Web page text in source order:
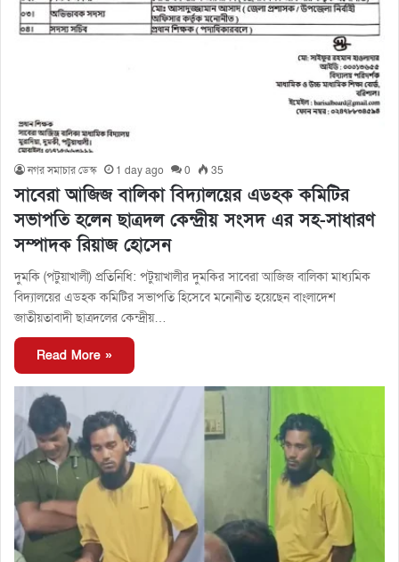
নগর সমাচার ডেস্ক 1 day ago 0 35
সাবেরা আজিজ বালিকা বিদ্যালয়ের এডহক কমিটির
সভাপতি হলেন ছাত্রদল কেন্দ্রীয় সংসদ এর সহ-সাধারণ
সম্পাদক রিয়াজ হোসেন
দুমকি (পটুয়াখালী) প্রতিনিধি: পটুয়াখালীর দুমকির সাবেরা আজিজ বালিকা মাধ্যমিক
বিদ্যালয়ের এডহক কমিটির সভাপতি হিসেবে মনোনীত হয়েছেন বাংলাদেশ
জাতীয়তাবাদী ছাত্রদলের কেন্দ্রীয়…
Read More »